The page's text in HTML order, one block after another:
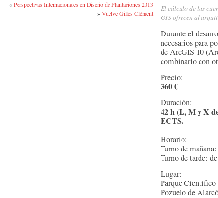
«Perspectivas Internacionales en Diseño de Plantaciones 2013
»Vuelve Gilles Clément
El cálculo de las
GIS ofrecen al
Durante el
necesarios para
de ArcGIS 10
combinarlo con
Precio:
360 €
Duración:
42 h(L, M y X
ECTS.
Horario:
Turno de
Turno de tarde:
Lugar:
Parque Científico
Pozuelo de